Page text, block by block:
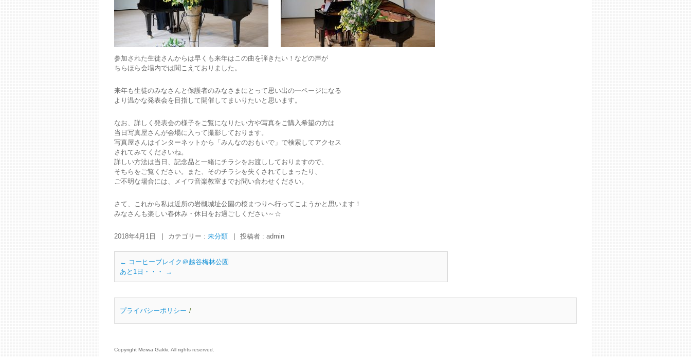
参加された生徒さんからは早くも来年はこの曲を弾きたい！などの声が
ちらほら会場内では聞こえておりました。
来年も生徒のみなさんと保護者のみなさまにとって思い出の一ページになる
より温かな発表会を目指して開催してまいりたいと思います。
なお、詳しく発表会の様子をご覧になりたい方や写真をご購入希望の方は
当日写真屋さんが会場に入って撮影しております。
写真屋さんはインターネットから「みんなのおもいで」で検索してアクセス
されてみてくださいね。
詳しい方法は当日、記念品と一緒にチラシをお渡ししておりますので、
そちらをご覧ください。また、そのチラシを失くされてしまったり、
ご不明な場合には、メイワ音楽教室までお問い合わせください。
さて、これから私は近所の岩槻城址公園の桜まつりへ行ってこようかと思います！
みなさんも楽しい春休み・休日をお過ごしください～☆
2018年4月1日 カテゴリー : 未分類 投稿者 : admin
← コーヒーブレイク＠越谷梅林公園
あと1日・・・
→
プライバシーポリシー
Copyright Meiwa Gakki, All rights reserved.